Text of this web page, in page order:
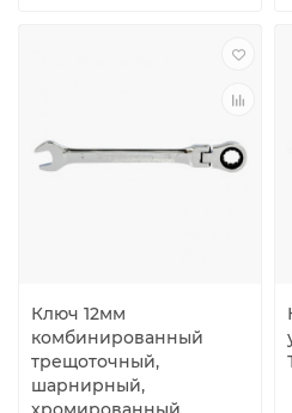
Ключ 12мм
комбинированный
трещоточный,
шарнирный,